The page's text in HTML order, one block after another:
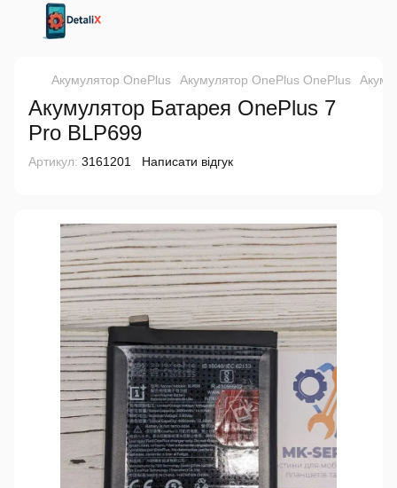
Акумулятор OnePlus Акумулятор OnePlus OnePlus
Акумулятор Батарея OnePlus 7
Pro BLP699
Артикул: 3161201 Написати відгук